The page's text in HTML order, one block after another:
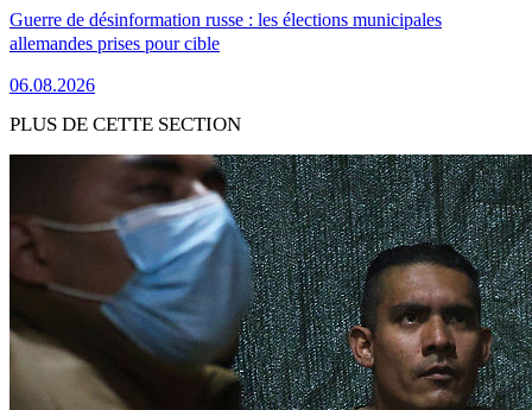
Guerre de désinformation russe : les élections municipales
allemandes prises pour cible
06.08.2026
PLUS DE CETTE SECTION